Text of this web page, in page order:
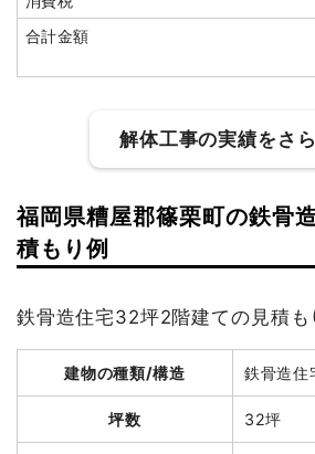
坪数 70坪
品名 数量 単
木造住宅70坪2階建て
70坪
養生費
261m²
アスベスト撤去
合計金額
解体工事の実績をさ
建物の種類/構造
建物解体費用 133万5,600
総額 145万円
福岡県糟屋郡篠栗町の鉄骨
積もり例
鉄骨造住宅32坪2階建ての見積も
建物の種類/構造 鉄骨造住
坪数 32坪